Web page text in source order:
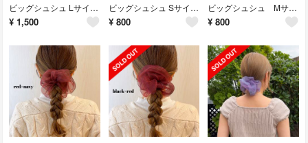
ビッグシュシュ Lサイズ / ラテ
¥ 1,500
ビッグシュシュ Sサイズ / シアーベージュ
¥ 800
ビッグシュシュ Mサイズ ハニー
¥ 800